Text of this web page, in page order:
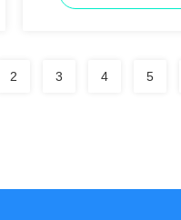
2 3 4 5